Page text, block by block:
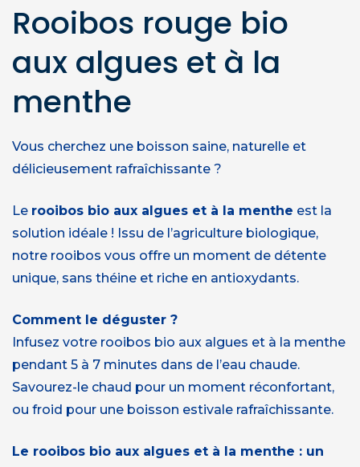
Rooibos rouge bio
aux algues et à la
menthe
Vous cherchez une boisson saine, naturelle et
délicieusement rafraîchissante ?
Le rooibos bio aux algues et à la menthe est la
solution idéale ! Issu de l’agriculture biologique,
notre rooibos vous offre un moment de détente
unique, sans théine et riche en antioxydants.
Comment le déguster ?
Infusez votre rooibos bio aux algues et à la menthe
pendant 5 à 7 minutes dans de l’eau chaude.
Savourez-le chaud pour un moment réconfortant,
ou froid pour une boisson estivale rafraîchissante.
Le rooibos bio aux algues et à la menthe : un